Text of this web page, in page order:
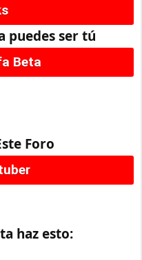
puedes ser tú
Beta
Foro
haz esto: